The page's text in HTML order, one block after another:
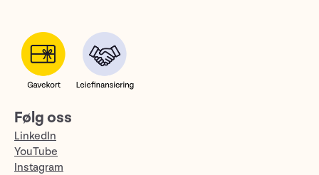
Følg oss
LinkedIn
YouTube
Instagram